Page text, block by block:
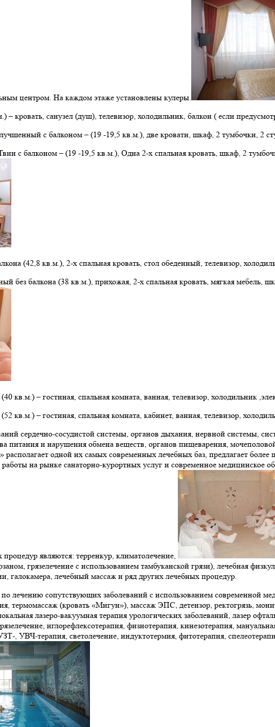
центром. На каждом этаже установлены кулеры.
– кровать, санузел (душ), телевизор, холодильник, балкон ( если
с балконом – (19 -19,5 кв.м.), две кровати, шкаф, 2 тумбочки, 2
с балконом – (19 -19,5 кв.м.), Одна 2-х спальная кровать, шкаф, 2
(42,8 кв.м.), 2-х спальная кровать, стол обеденный, телевизор,
без балкона (38 кв.м.), прихожая, 2-х спальная кровать, мягкая мебель,
кв.м.) – гостиная, спальная комната, ванная, телевизор, холодильник
кв.м.) – гостиная, спальная комната, кабинет, ванная, телевизор,
сердечно-сосудистой системы, органов дыхания, нервной системы,
питания и нарушения обмена веществ, органов пищеварения,
располагает одной их самых современных лечебных баз, предлагает
на рынке санаторно-курортных услуг и современное медицинское
являются: терренкур, климатолечение,
грязелечение с использованием тамбуканской грязи), лечебная
галокамера, лечебный массаж и ряд других лечебных процедур.
по лечению сопутствующих заболеваний с использованием современной
термомассаж (кровать «Мигун»), массаж ЭПС, детензор, ректогрязь,
лазеро-вакуумная терапия урологических заболеваний, лазер
иглорефлексотерапия, физиотерапия, кинезотерапия,
, УВЧ-терапия, светолечение, индуктотермия, фитотерапия,